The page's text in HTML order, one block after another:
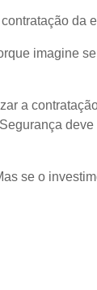
da
imagine
a
deve
se o